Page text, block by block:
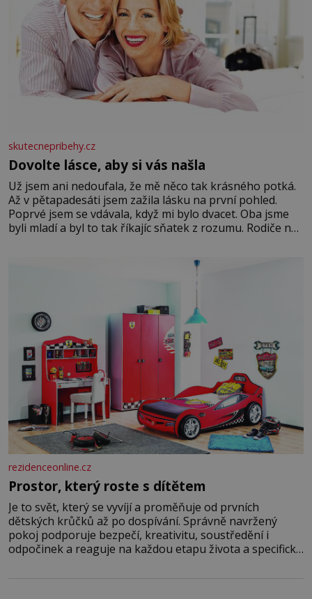
skutecnepribehy.cz
Dovolte lásce, aby si vás našla
Už jsem ani nedoufala, že mě něco tak krásného potká.
Až v pětapadesáti jsem zažila lásku na první pohled.
Poprvé jsem se vdávala, když mi bylo dvacet. Oba jsme
byli mladí a byl to tak říkajíc sňatek z rozumu. Rodiče nás
rezidenceonline.cz
Prostor, který roste s dítětem
Je to svět, který se vyvíjí a proměňuje od prvních
dětských krůčků až po dospívání. Správně navržený
pokoj podporuje bezpečí, kreativitu, soustředění i
odpočinek a reaguje na každou etapu života a specifické